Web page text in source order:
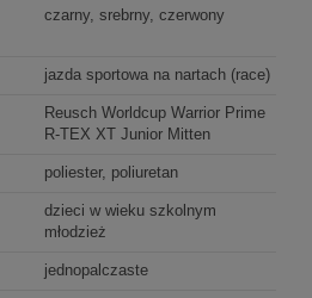
czarny, srebrny, czerwony
jazda sportowa na nartach (race)
Reusch Worldcup Warrior Prime
R-TEX XT Junior Mitten
poliester, poliuretan
dzieci w wieku szkolnym
młodzież
jednopalczaste